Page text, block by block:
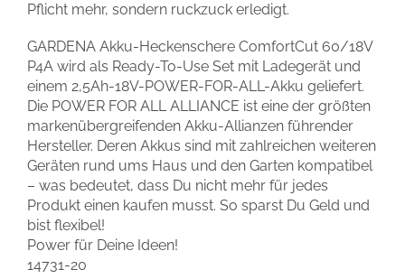
Pflicht mehr, sondern ruckzuck erledigt.
GARDENA Akku-Heckenschere ComfortCut 60/18V
P4A wird als Ready-To-Use Set mit Ladegerät und
einem 2,5Ah-18V-POWER-FOR-ALL-Akku geliefert.
Die POWER FOR ALL ALLIANCE ist eine der größten
markenübergreifenden Akku-Allianzen führender
Hersteller. Deren Akkus sind mit zahlreichen weiteren
Geräten rund ums Haus und den Garten kompatibel
– was bedeutet, dass Du nicht mehr für jedes
Produkt einen kaufen musst. So sparst Du Geld und
bist flexibel!
Power für Deine Ideen!
14731-20